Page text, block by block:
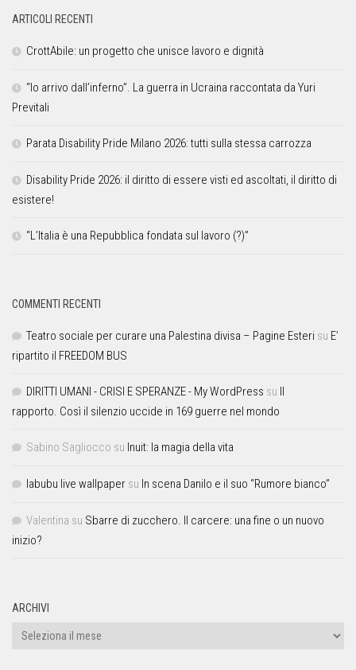
ARTICOLI RECENTI
CrottAbile: un progetto che unisce lavoro e dignità
“Io arrivo dall’inferno”. La guerra in Ucraina raccontata da Yuri
Previtali
Parata Disability Pride Milano 2026: tutti sulla stessa carrozza
Disability Pride 2026: il diritto di essere visti ed ascoltati, il diritto di
esistere!
“L’Italia è una Repubblica fondata sul lavoro (?)”
COMMENTI RECENTI
Teatro sociale per curare una Palestina divisa – Pagine Esteri su E’
ripartito il FREEDOM BUS
DIRITTI UMANI - CRISI E SPERANZE - My WordPress su Il
rapporto. Così il silenzio uccide in 169 guerre nel mondo
Sabino Sagliocco su Inuit: la magia della vita
labubu live wallpaper su In scena Danilo e il suo “Rumore bianco”
Valentina su Sbarre di zucchero. Il carcere: una fine o un nuovo
inizio?
ARCHIVI